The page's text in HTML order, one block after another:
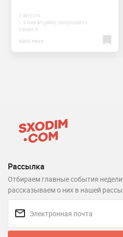
2 августа
1.5 idea art gallery, микрорайон
Самал, 9
4000 тенге
Рассылка
Отбираем главные события
рассказываем о них в нашей